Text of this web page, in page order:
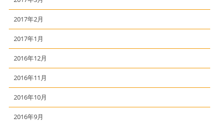
2017年2月
2017年1月
2016年12月
2016年11月
2016年10月
2016年9月